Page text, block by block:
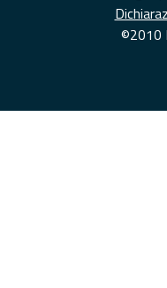
©2010